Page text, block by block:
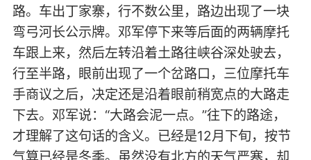
路。车出丁家寨，行不数公里，路边出现了一块
弯弓河长公示牌。邓军停下来等后面的两辆摩托
车跟上来，然后左转沿着土路往峡谷深处驶去，
行至半路，眼前出现了一个岔路口，三位摩托车
手商议之后，决定还是沿着眼前稍宽点的大路走
下去。邓军说：“大路会泥一点。”往下的路途，
才理解了这句话的含义。已经是12月下旬，按节